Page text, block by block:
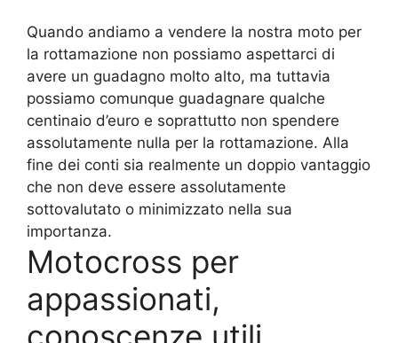
Quando andiamo a vendere la nostra moto per
la rottamazione non possiamo aspettarci di
avere un guadagno molto alto, ma tuttavia
possiamo comunque guadagnare qualche
centinaio d’euro e soprattutto non spendere
assolutamente nulla per la rottamazione. Alla
fine dei conti sia realmente un doppio vantaggio
che non deve essere assolutamente
sottovalutato o minimizzato nella sua
importanza.
Motocross per
appassionati,